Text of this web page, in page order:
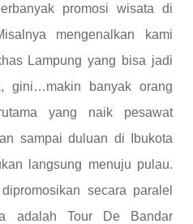
promosi wisata di
mengenalkan kami
Lampung yang bisa jadi
gini…makin banyak orang
yang naik pesawat
sampai duluan di Ibukota
langsung menuju pulau.
secara paralel
adalah Tour De Bandar